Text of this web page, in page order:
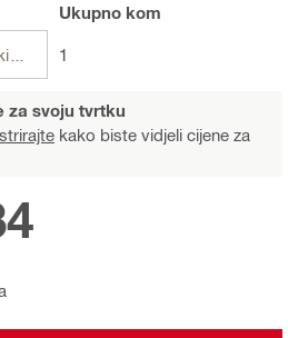
Ukupnokom
1
za svoju tvrtku
kako biste vidjeli cijene za